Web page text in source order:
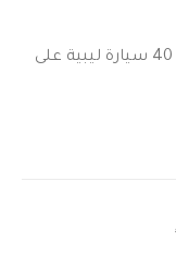
زائف: “السطو على قرابة 40 سيارة ليبية على